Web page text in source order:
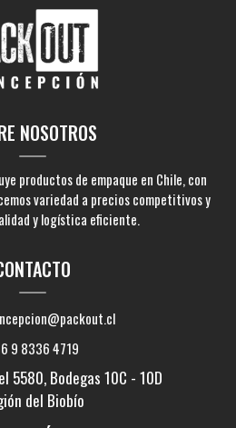
NOSOTROS
productos de empaque en Chile, con
variedad a precios competitivos y
y logística eficiente.
9 8336 4719
5580, Bodegas 10C - 10D
del Biobío